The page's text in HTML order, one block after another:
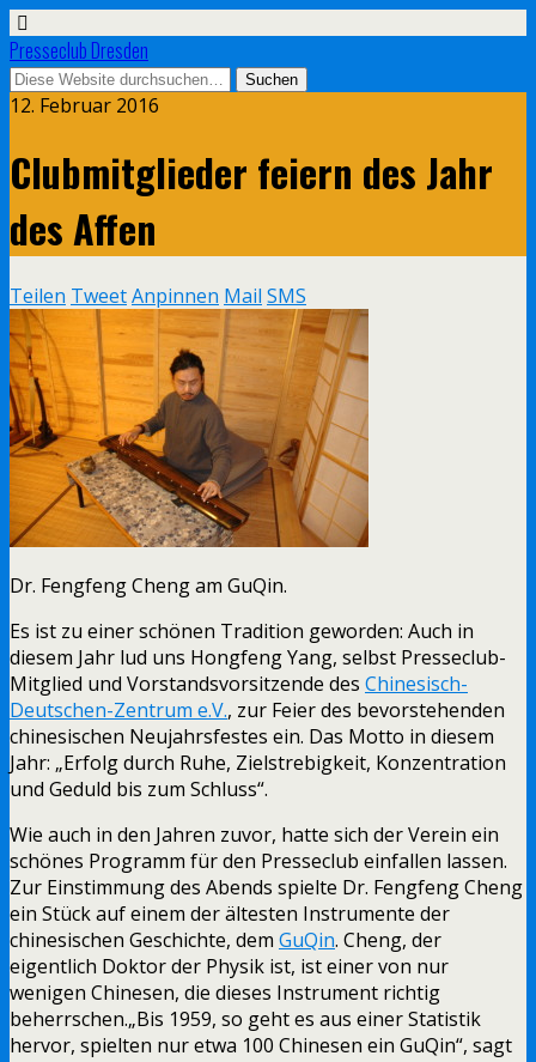
Presseclub Dresden
12. Februar 2016
Clubmitglieder feiern des Jahr
des Affen
Teilen TweetAnpinnen Mail SMS
Dr. Fengfeng Cheng am GuQin.
Es ist zu einer schönen Tradition geworden: Auch in
diesem Jahr lud uns Hongfeng Yang, selbst Presseclub-
Mitglied und Vorstandsvorsitzende des Chinesisch-
Deutschen-Zentrum e.V., zur Feier des bevorstehenden
chinesischen Neujahrsfestes ein. Das Motto in diesem
Jahr: „Erfolg durch Ruhe, Zielstrebigkeit, Konzentration
und Geduld bis zum Schluss“.
Wie auch in den Jahren zuvor, hatte sich der Verein ein
schönes Programm für den Presseclub einfallen lassen.
Zur Einstimmung des Abends spielte Dr. Fengfeng Cheng
ein Stück auf einem der ältesten Instrumente der
chinesischen Geschichte, dem GuQin. Cheng, der
eigentlich Doktor der Physik ist, ist einer von nur
wenigen Chinesen, die dieses Instrument richtig
beherrschen.„Bis 1959, so geht es aus einer Statistik
hervor, spielten nur etwa 100 Chinesen ein GuQin“, sagt